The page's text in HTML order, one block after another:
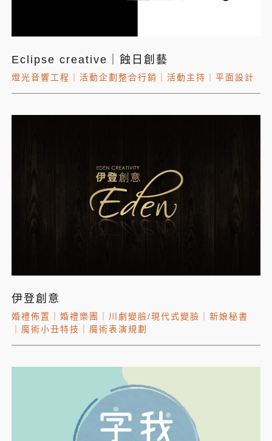
Eclipse creative｜蝕日創藝
燈光音響工程 活動企劃整合行銷 活動主持 平面設計
伊登創意
婚禮佈置 婚禮樂團 川劇變臉/現代式變臉
新娘秘書
魔術小丑特技 魔術表演規劃